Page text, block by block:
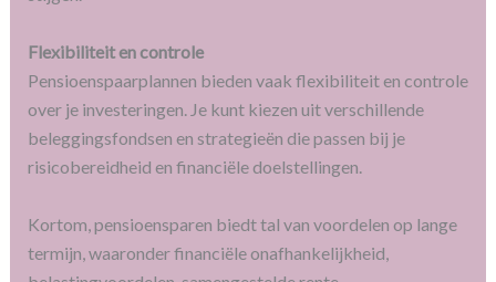
Flexibiliteit en controle
Pensioenspaarplannen bieden vaak flexibiliteit en controle
over je investeringen. Je kunt kiezen uit verschillende
beleggingsfondsen en strategieën die passen bij je
risicobereidheid en financiële doelstellingen.
Kortom, pensioensparen biedt tal van voordelen op lange
termijn, waaronder financiële onafhankelijkheid,